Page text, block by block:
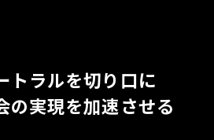
トラルを切り口に
の実現を加速させる